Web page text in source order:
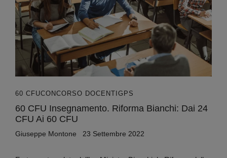
60 CFUCONCORSO DOCENTI GPS
60 CFU Insegnamento. Riforma Bianchi: Dai 24
CFU Ai 60 CFU
Giuseppe Montone 23 Settembre 2022